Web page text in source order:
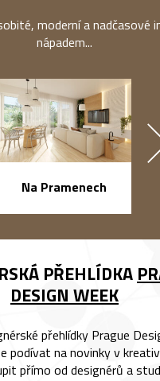
moderní a nadčasové
nápadem...
Na Pramenech
PŘEHLÍDKA
DESIGN WEEK
přehlídky Prague
podívat na novinky v
přímo od designérů a